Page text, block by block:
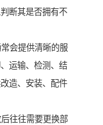
断其是否拥有不
会提供清晰的服
运输、检测、结
造、安装、配件
往往需要更换部